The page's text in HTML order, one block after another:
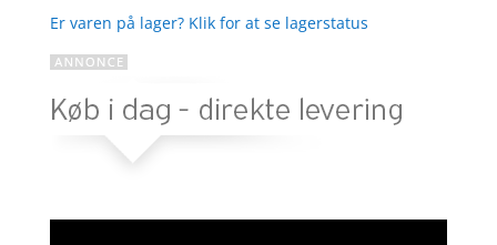
Er varen på lager? Klik for at se lagerstatus